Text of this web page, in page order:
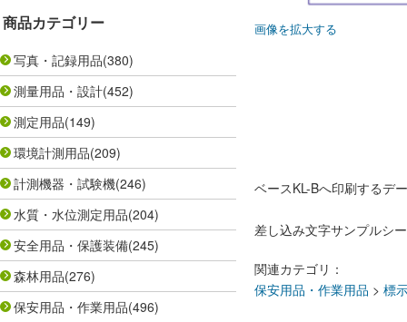
商品カテゴリー
写真・記録用品(380)
測量用品・設計(452)
測定用品(149)
環境計測用品(209)
計測機器・試験機(246)
水質・水位測定用品(204)
安全用品・保護装備(245)
森林用品(276)
保安用品・作業用品(496)
画像を拡大する
ベースKL-Bへ印刷するデ
差し込み文字サンプルシ
関連カテゴリ：
保安用品・作業用品 > 標